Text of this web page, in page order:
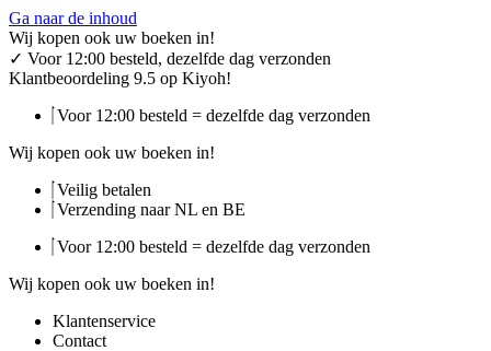
Ga naar de inhoud
Wij kopen ook uw boeken in!
✓ Voor 12:00 besteld, dezelfde dag verzonden
Klantbeoordeling 9.5 op Kiyoh!
Voor 12:00 besteld = dezelfde dag verzonden
Wij kopen ook uw boeken in!
Veilig betalen
Verzending naar NL en BE
Voor 12:00 besteld = dezelfde dag verzonden
Wij kopen ook uw boeken in!
Klantenservice
Contact